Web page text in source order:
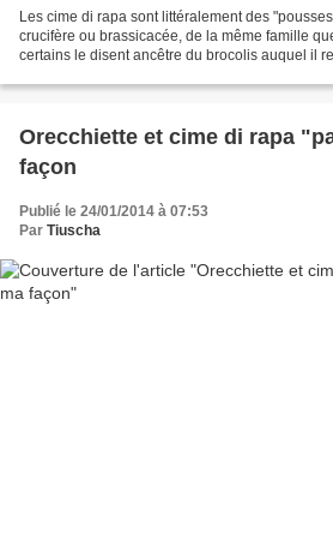
Les cime di rapa sont littéralement des
crucifère ou brassicacée, de la même famille
certains le disent ancêtre du brocolis auquel il
Orecchiette et cime di rapa
façon
Publié le 24/01/2014 à 07:53
Par Tiuscha